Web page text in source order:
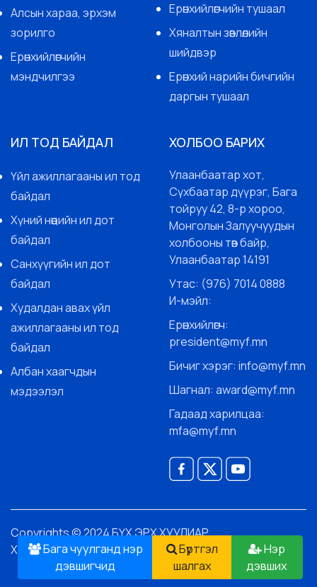
Бага чуулганд нэр
дэвшигчид
Бүртгэл
шалгах
Нэр
дэвших
Алсын хараа, эрхэм
зорилго
Ерөнхийлөгчийн
мэндчилгээ
Ерөнхийлөгчийн тушаал
Хяналтын зөвлөлийн
шийдвэр
Ерөнхий нарийн бичгийн
даргын тушаал
ИЛ ТОД БАЙДАЛ
Үйл ажиллагааны ил тод
байдал
Хүний нөөцийн ил дот
байдал
Санхүүгийн ил дот
байдал
Худалдан авах үйл
ажиллагааны ил тод
байдал
Албан хаагчдын
мэдээлэл
ХОЛБОО БАРИХ
Улаанбаатар хот,
Сүхбаатар дүүрэг, Бага
тойруу 42, 8-р хороо,
Монголын Залуучуудын
холбооны төв байр,
Улаанбаатар 14191
Утас: (976) 7014 0888
И-мэйл:
Ерөнхийлөгч:
president@myf.mn
Бичиг хэрэг: info@myf.mn
Шагнал: award@myf.mn
Гадаад харилцаа:
mfa@myf.mn
Copyrights © 2024 БҮХ ЭРХ ХУУЛИАР
ХАМГААЛАГДСАН.